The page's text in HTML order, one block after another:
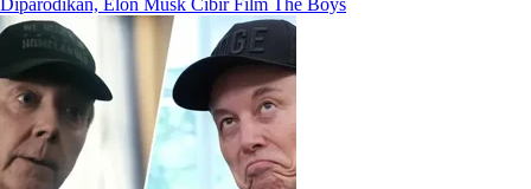
Diparodikan, Elon Musk Cibir Film The Boys